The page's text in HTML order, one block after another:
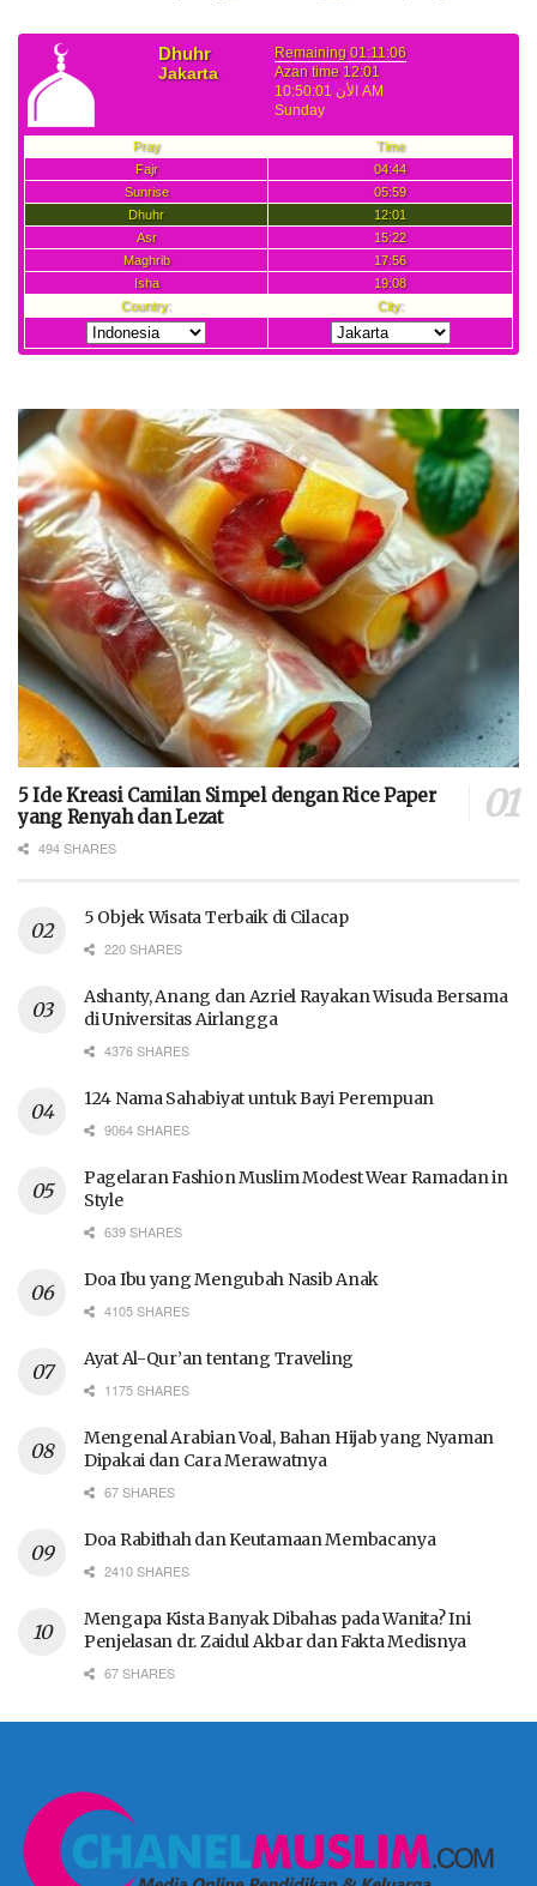
5 Ide Kreasi Camilan Simpel dengan Rice Paper
yang Renyah dan Lezat
494 SHARES
5 Objek Wisata Terbaik di Cilacap
220 SHARES
Ashanty, Anang dan Azriel Rayakan Wisuda Bersama
di Universitas Airlangga
4376 SHARES
124 Nama Sahabiyat untuk Bayi Perempuan
9064 SHARES
Pagelaran Fashion Muslim Modest Wear Ramadan in
Style
639 SHARES
Doa Ibu yang Mengubah Nasib Anak
4105 SHARES
Ayat Al-Qur’an tentang Traveling
1175 SHARES
Mengenal Arabian Voal, Bahan Hijab yang Nyaman
Dipakai dan Cara Merawatnya
67 SHARES
Doa Rabithah dan Keutamaan Membacanya
2410 SHARES
Mengapa Kista Banyak Dibahas pada Wanita? Ini
Penjelasan dr. Zaidul Akbar dan Fakta Medisnya
67 SHARES